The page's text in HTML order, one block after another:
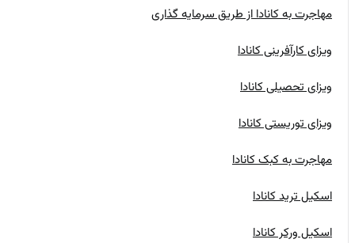
مهاجرت به کانادا از طریق سرمایه گذاری
ویزای کارآفرینی کانادا
ویزای تحصیلی کانادا
ویزای توریستی کانادا
مهاجرت به کبک کانادا
اسکیل ترید کانادا
اسکیل ورکر کانادا